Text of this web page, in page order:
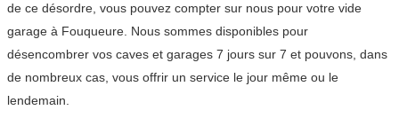
de ce désordre, vous pouvez compter sur nous pour votre vide
garage à Fouqueure. Nous sommes disponibles pour
désencombrer vos caves et garages 7 jours sur 7 et pouvons, dans
de nombreux cas, vous offrir un service le jour même ou le
lendemain.